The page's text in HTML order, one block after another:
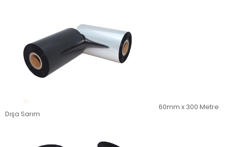
60mm x 300 Metre
Dışa Sarım